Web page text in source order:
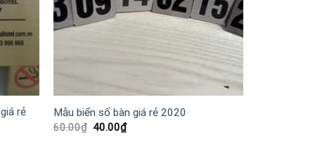
rẻ
Mẫu biển số bàn giá rẻ 2020
60.00₫ Giá
40.00₫Giá
hiện